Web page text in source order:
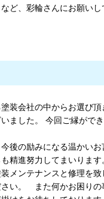
ど、彩輪さんにお願い
装会社の中からお選び
ました。 今回ご縁がで
後の励みになる温かい
精進努力してまいります
メンテナンスと修理を致
さい。 また何かお困りの